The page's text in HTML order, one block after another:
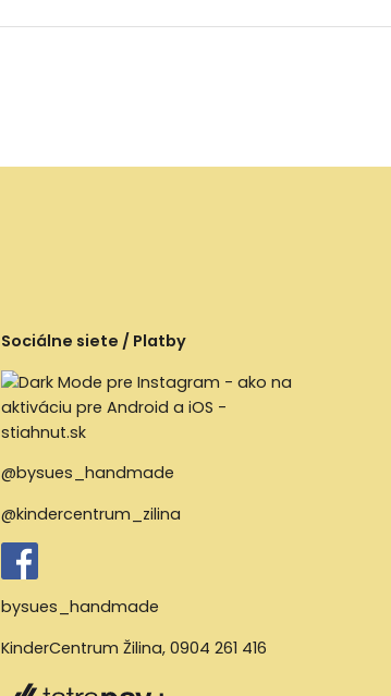
Sociálne siete / Platby
@bysues_handmade
@kindercentrum_zilina
bysues_handmade
KinderCentrum Žilina,0904 261 416